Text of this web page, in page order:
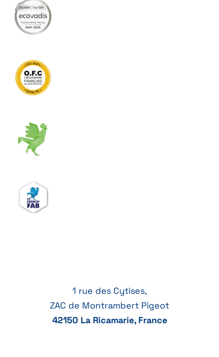
1 rue des Cytises,
ZAC de Montrambert Pigeot
42150 La Ricamarie, France